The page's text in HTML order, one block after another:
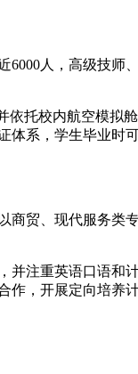
人，高级技
托校内航空模拟
系，学生毕业时
贸、现代服务类
注重英语口语和
，开展定向培养